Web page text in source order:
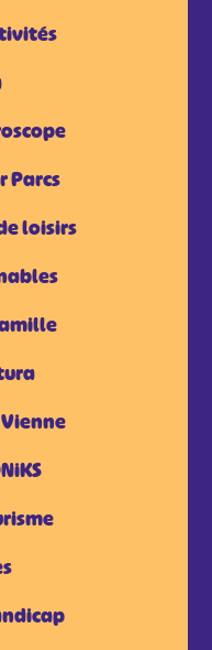
Parcs
loisirs